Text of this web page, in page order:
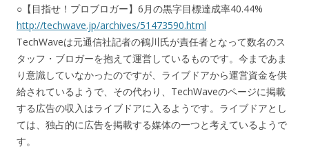
○【目指せ！プロブロガー】6月の黒字目標達成率40.44%
http://techwave.jp/archives/51473590.html
TechWaveは元通信社記者の鶴川氏が責任者となって数名のス
タッフ・ブロガーを抱えて運営しているものです。今まであま
り意識していなかったのですが、ライブドアから運営資金を供
給されているようで、その代わり、TechWaveのページに掲載
する広告の収入はライブドアに入るようです。ライブドアとし
ては、独占的に広告を掲載する媒体の一つと考えているようで
す。